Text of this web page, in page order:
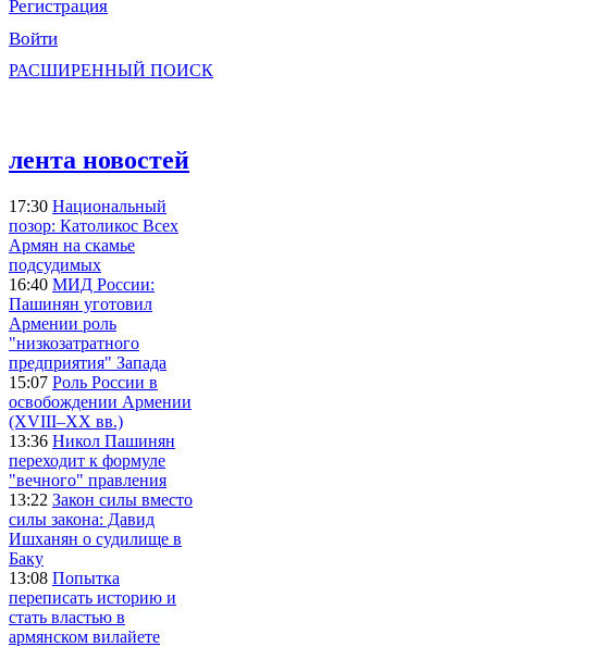
Регистрация
Войти
РАСШИРЕННЫЙ ПОИСК
лента новостей
17:30 Национальный
позор: Католикос Всех
Армян на скамье
подсудимых
16:40 МИД России:
Пашинян уготовил
Армении роль
"низкозатратного
предприятия" Запада
15:07 Роль России в
освобождении Армении
(XVIII–XX вв.)
13:36 Никол Пашинян
переходит к формуле
"вечного" правления
13:22 Закон силы вместо
силы закона: Давид
Ишханян о судилище в
Баку
13:08 Попытка
переписать историю и
стать властью в
армянском вилайете